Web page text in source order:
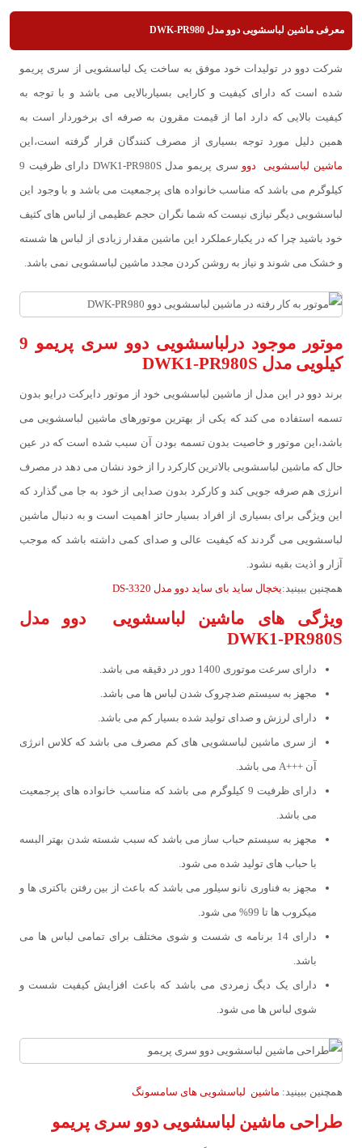
معرفی ماشین لباسشویی دوو مدل DWK-PR980
شرکت دوو در تولیدات خود موفق به ساخت یک لباسشویی از سری پریمو
شده است که دارای کیفیت و کارایی بسیاربالایی می باشد و با توجه به
کیفیت بالایی که دارد اما از قیمت مقرون به صرفه ای برخوردار است به
همین دلیل مورد توجه بسیاری از مصرف کنندگان قرار گرفته است،این
ماشین لباسشویی دوو
سری پريمو مدل DWK1-PR980S دارای ظرفیت 9
کیلوگرم می باشد که مناسب خانواده های پرجمعیت می باشد و با وجود این
لباسشویی دیگر نیازی نیست که شما نگران حجم عظیمی از لباس های کثیف
خود باشید چرا که در یکبارعملکرد این ماشین مقدار زیادی از لباس ها شسته
و خشک می شوند و نیاز به روشن کردن مجدد ماشین لباسشویی نمی باشد.
موتور موجود درلباسشویی دوو سری پريمو 9
کيلويی مدل DWK1-PR980S
برند دوو در این مدل از ماشین لباسشویی خود از موتور دایرکت درایو بدون
تسمه استفاده می کند که یکی از بهترین موتورهای ماشین لباسشویی می
باشد،این موتور و خاصیت بدون تسمه بودن آن سبب شده است که در عین
حال که ماشین لباسشویی بالاترین کارکرد را از خود نشان می دهد در مصرف
انرژی هم صرفه جویی کند و کارکرد بدون صدایی از خود به جا می گذارد که
این ویژگی برای بسیاری از افراد بسیار حائز اهمیت است و به دنبال ماشین
لباسشویی می گردند که کیفیت عالی و صدای کمی داشته باشد که موجب
آزار و اذیت بقیه نشود.
همچنین ببینید:یخچال ساید بای ساید دوو مدل DS-3320
ویژگی های ماشین لباسشویی دوو مدل
DWK1-PR980S
دارای سرعت موتوری 1400 دور در دقیقه می باشد.
مجهز به سیستم ضدچروک شدن لباس ها می باشد.
دارای لرزش و صدای تولید شده بسیار کم می باشد.
از سری ماشین لباسشویی های کم مصرف می باشد که کلاس انرژی
آن +++A می باشد.
دارای ظرفیت 9 کیلوگرم می باشد که مناسب خانواده های پرجمعیت
می باشد.
مجهز به سیستم حباب ساز می باشد که سبب شسته شدن بهتر البسه
با حباب های تولید شده می شود.
مجهز به فناوری نانو سیلور می باشد که باعث از بین رفتن باکتری ها و
میکروب ها تا 99% می شود.
دارای 14 برنامه ی شست و شوی مختلف برای تمامی لباس ها می
باشد.
دارای یک دیگ زمردی می باشد که باعث افزایش کیفیت شست و
شوی لباس ها می شود.
همچنین ببینید: ماشین لباسشویی های سامسونگ
طراحی ماشین لباسشویی دوو سری پریمو